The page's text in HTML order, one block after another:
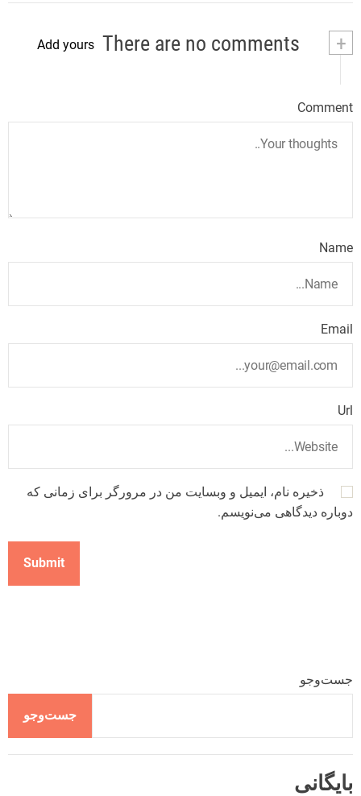
+
Add yours
Comment
Name
Email
Url
ذخیره نام، ایمیل و وبسایت من در مرورگر برای زمانی که
دوباره دیدگاهی می‌نویسم.
جست‌وجو
جست‌وجو
بایگانی